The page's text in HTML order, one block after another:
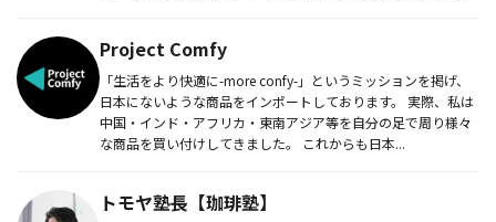
Project Comfy
「生活をより快適に-more confy-」というミッションを掲げ、
日本にないような商品をインポートしております。 実際、私は
中国・インド・アフリカ・東南アジア等を自分の足で周り様々
な商品を買い付けしてきました。 これからも日本...
トモヤ塾長【珈琲塾】